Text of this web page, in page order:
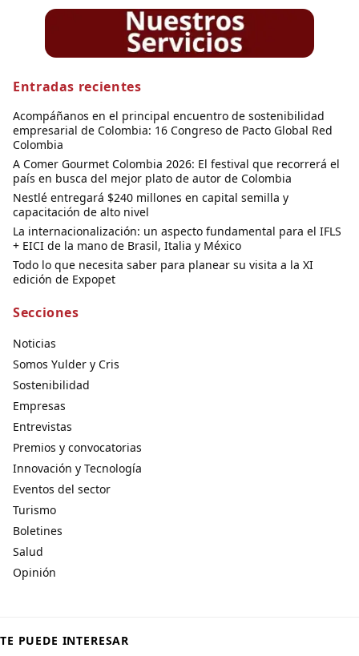
Entradas recientes
Acompáñanos en el principal encuentro de sostenibilidad
empresarial de Colombia: 16 Congreso de Pacto Global Red
Colombia
A Comer Gourmet Colombia 2026: El festival que recorrerá el
país en busca del mejor plato de autor de Colombia
Nestlé entregará $240 millones en capital semilla y
capacitación de alto nivel
La internacionalización: un aspecto fundamental para el IFLS
+ EICI de la mano de Brasil, Italia y México
Todo lo que necesita saber para planear su visita a la XI
edición de Expopet
Secciones
Noticias
Somos Yulder y Cris
Sostenibilidad
Empresas
Entrevistas
Premios y convocatorias
Innovación y Tecnología
Eventos del sector
Turismo
Boletines
Salud
Opinión
TE PUEDE INTERESAR